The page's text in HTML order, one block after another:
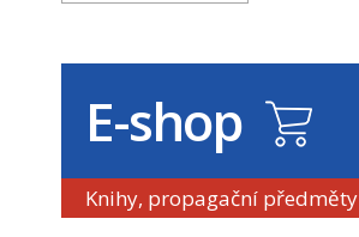
E-shop
Knihy, propagační předměty